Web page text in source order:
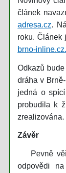
článek
adresa.cz.
roku. Článek
brno-inline.cz.
Odkazů
dráha v
jedná o
probudila k
zrealizována.
Závěr
Pevně
odpovědi